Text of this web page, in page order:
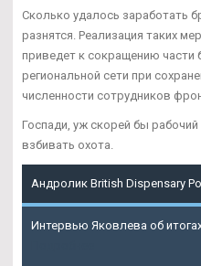
Сколько удалось заработать
разнятся. Реализация таких
приведет к сокращению части
региональной сети при
численности сотрудников
Госпади, уж скорей бы
взбивать охота.
Андролик British Dispensary
Интервью Яковлева об